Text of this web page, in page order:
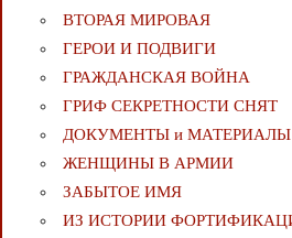
ВТОРАЯ МИРОВАЯ
ГЕРОИ И ПОДВИГИ
ГРАЖДАНСКАЯ ВОЙНА
ГРИФ СЕКРЕТНОСТИ СНЯТ
ДОКУМЕНТЫ и МАТЕРИАЛЫ
ЖЕНЩИНЫ В АРМИИ
ЗАБЫТОЕ ИМЯ
ИЗ ИСТОРИИ